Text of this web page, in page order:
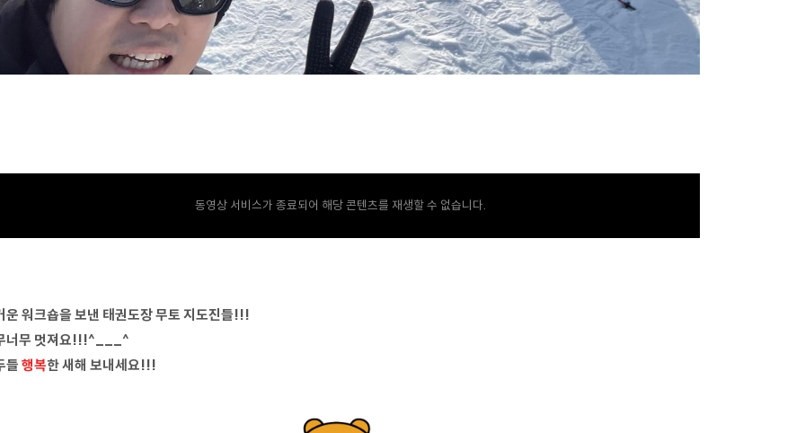
동영상 서비스가 종료되어 해당 콘텐츠를 재생할 수 없습니다.
운 워크숍을 보낸 태권도장 무토 지도진들!!!
너무 멋져요!!!^___^
들 행복한 새해 보내세요!!!